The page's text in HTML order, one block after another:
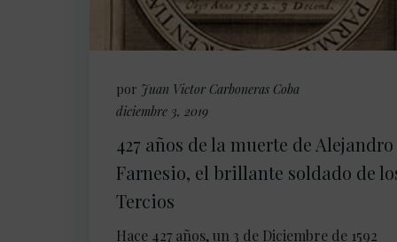
por Juan Victor Carboneras Coba
diciembre 3, 2019
427 años de la muerte de Alejandro
Farnesio, el brillante soldado de
Tercios
Hace 427 años, un 3 de Diciembre de 1592